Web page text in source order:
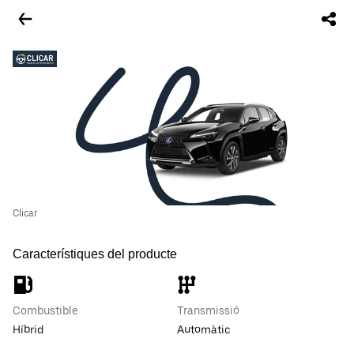
Clicar
Característiques del producte
Combustible
Híbrid
Transmissió
Automàtic